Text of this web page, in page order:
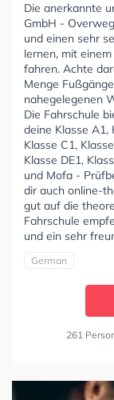
Die anerkannte
GmbH -
und einen sehr
lernen, mit
fahren. Achte
Menge
nahegelegenen
Die Fahrschule
deine Klasse A1,
Klasse C1,
Klasse DE1,
und Mofa -
dir auch online-
gut auf die
Fahrschule
und ein sehr
German
261